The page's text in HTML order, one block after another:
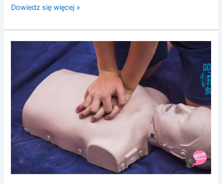
Dowiedz się więcej »
pierwszej
pomocy
z
naciskiem
na
pomoc
małym
dzieciom